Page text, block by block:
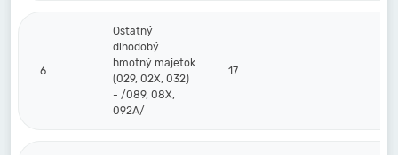
6.
Ostatný
dlhodobý
hmotný majetok
(029, 02X, 032)
- /089, 08X,
092A/
17